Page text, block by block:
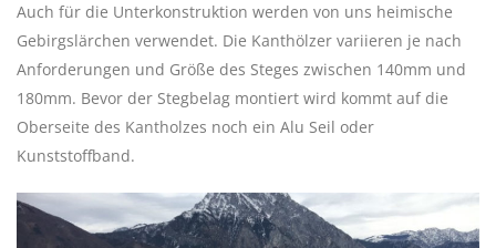
Auch für die Unterkonstruktion werden von uns heimische
Gebirgslärchen verwendet. Die Kanthölzer variieren je nach
Anforderungen und Größe des Steges zwischen 140mm und
180mm. Bevor der Stegbelag montiert wird kommt auf die
Oberseite des Kantholzes noch ein Alu Seil oder
Kunststoffband.